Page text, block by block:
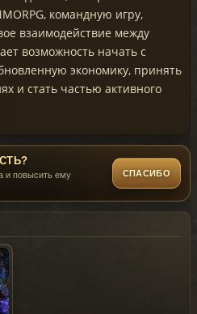
командную игру,
взаимодействие между
возможность начать с
экономику, принять
и стать частью активного
и повысить ему
СПАСИБО